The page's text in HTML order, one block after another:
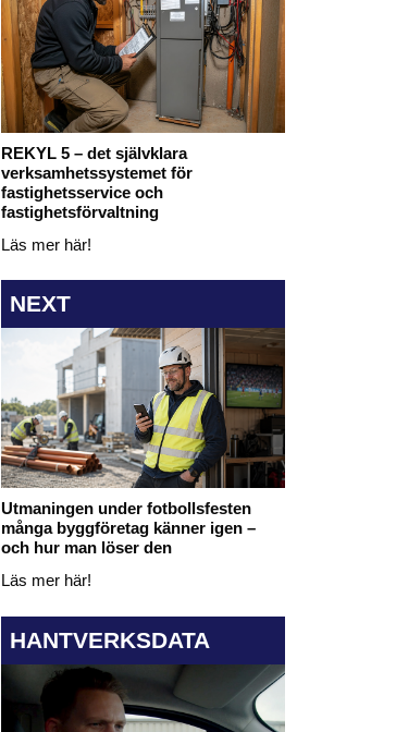
REKYL 5 – det självklara
verksamhetssystemet för
fastighetsservice och
fastighetsförvaltning
Läs mer här!
NEXT
Utmaningen under fotbollsfesten
många byggföretag känner igen –
och hur man löser den
Läs mer här!
HANTVERKSDATA